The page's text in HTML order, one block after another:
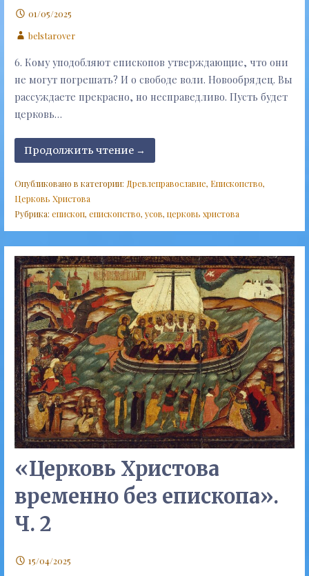
01/05/2025
belstarover
6. Кому уподобляют епископов утверждающие, что они
не могут погрешать? И о свободе воли. Новообрядец. Вы
рассуждаете прекрасно, но несправедливо. Пусть будет
церковь…
Продолжить чтение →
Опубликовано в категории: Древлеправославие, Епископство,
Церковь Христова
Рубрика: епископ, епископство, усов, церковь христова
«Церковь Христова
временно без епископа».
Ч. 2
15/04/2025